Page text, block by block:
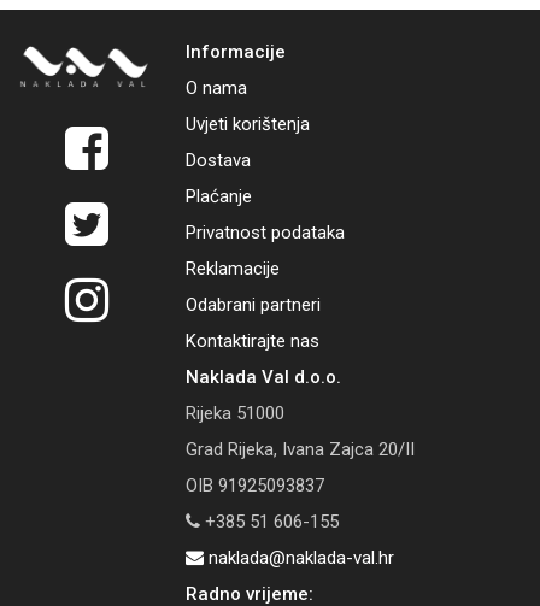
Informacije
O nama
Uvjeti korištenja
Dostava
Plaćanje
Privatnost podataka
Reklamacije
Odabrani partneri
Kontaktirajte nas
Naklada Val d.o.o.
Rijeka 51000
Grad Rijeka, Ivana Zajca 20/II
OIB 91925093837
+385 51 606-155
naklada@naklada-val.hr
Radno vrijeme: